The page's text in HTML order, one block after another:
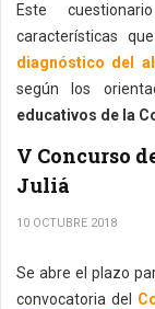
Este
características
diagnóstico del
según los
educativos de la
V Concurso
Juliá
10 OCTUBRE 2018
Se abre el plazo
convocatoria del